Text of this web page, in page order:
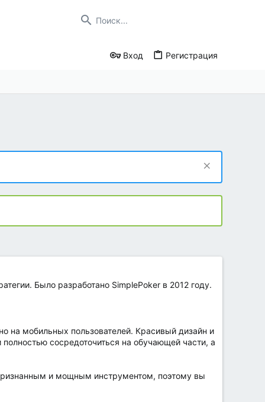
Вход Регистрация
Было разработано SimplePoker в 2012 году.
на мобильных пользователей. Красивый дизайн и
сосредоточиться на обучающей части, а
и мощным инструментом, поэтому вы